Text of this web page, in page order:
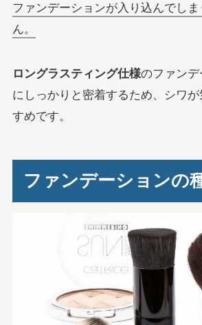
ファンデーションが入り込んでし
ん。
ロングラスティング仕様のファン
にしっかりと密着するため、シワ
すめです。
ファンデーションの